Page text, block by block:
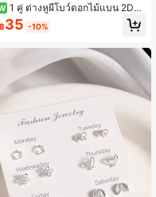
1 คู่ ต่างหูผีโบว์ดอกไม้แบน 2D
รับวันฮาโลวีน สำหรับผู้หญิง, ต่างหู
ยุดที่ทันสมัยและสนุกสนาน, เหมาะ
ารออกเดท. ของขวัญฮาโลวีนที่ดีที่สุ
หรับผู้หญิง
฿35 -10%